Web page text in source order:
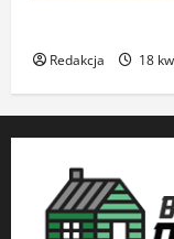
Redakcja 18